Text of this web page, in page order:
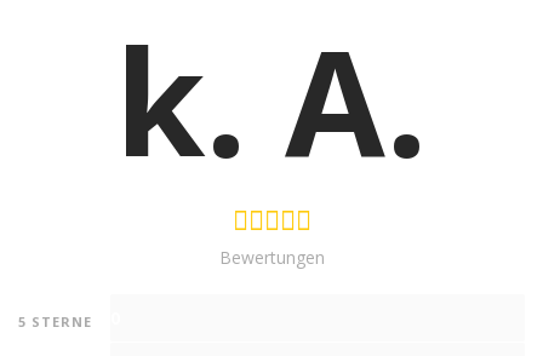
k. A.
Bewertungen
5 STERNE